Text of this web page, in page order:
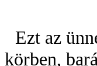
Ezt az
körben,